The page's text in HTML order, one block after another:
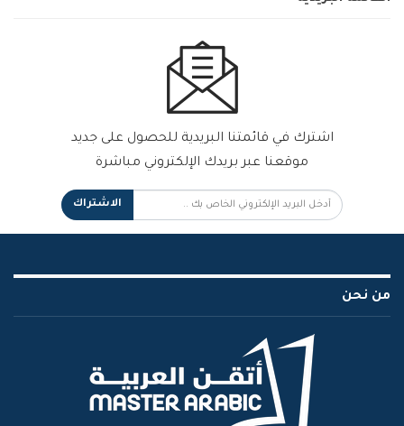
اشترك في قائمتنا البريدية للحصول على جديد
موقعنا عبر بريدك الإلكتروني مباشرة
الاشتراك
من نحن